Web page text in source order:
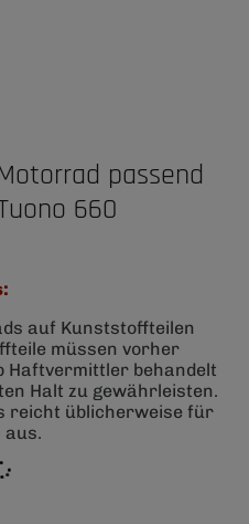
passend
660
auf Kunststoffteilen
müssen vorher
Haftvermittler behandelt
Halt zu gewährleisten.
reicht üblicherweise für
aus.